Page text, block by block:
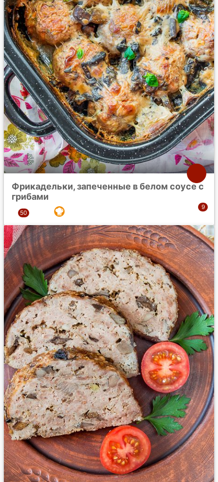
Фрикадельки, запеченные в белом соусе с
грибами